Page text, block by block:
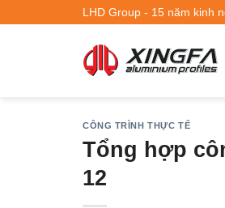
LHD Group - 15 năm kinh
CÔNG TRÌNH THỰC TẾ
Tổng hợp
12